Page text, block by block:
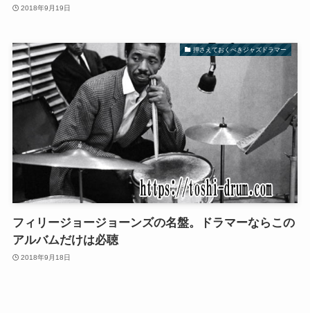
2018年9月19日
押さえておくべきジャズドラマー
フィリージョージョーンズの名盤。ドラマーならこの
アルバムだけは必聴
2018年9月18日